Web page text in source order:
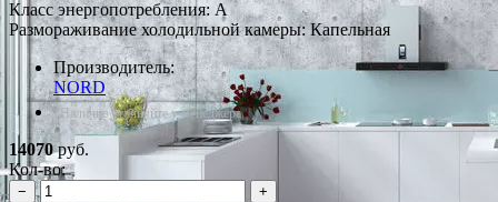
Класс энергопотребления: A
Размораживание холодильной камеры: Капельная
Производитель:
NORD
*Наличие уточняйте у менеджера
14070руб.
Кол-во:
−
+